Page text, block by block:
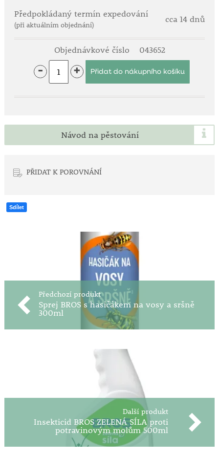
Předpokládaný termín expedování
(při aktuálním objednání)
cca 14 dnů
Objednávkové číslo 043652
- +
Návod na pěstování
PŘIDAT K POROVNÁNÍ
Sdílet
Předchozí produkt
Sprej BROS s hasičákem na vosy a sršně
300ml
Další produkt
Insekticid BROS ZELENÁ SÍLA proti
potravinovým molům 500ml